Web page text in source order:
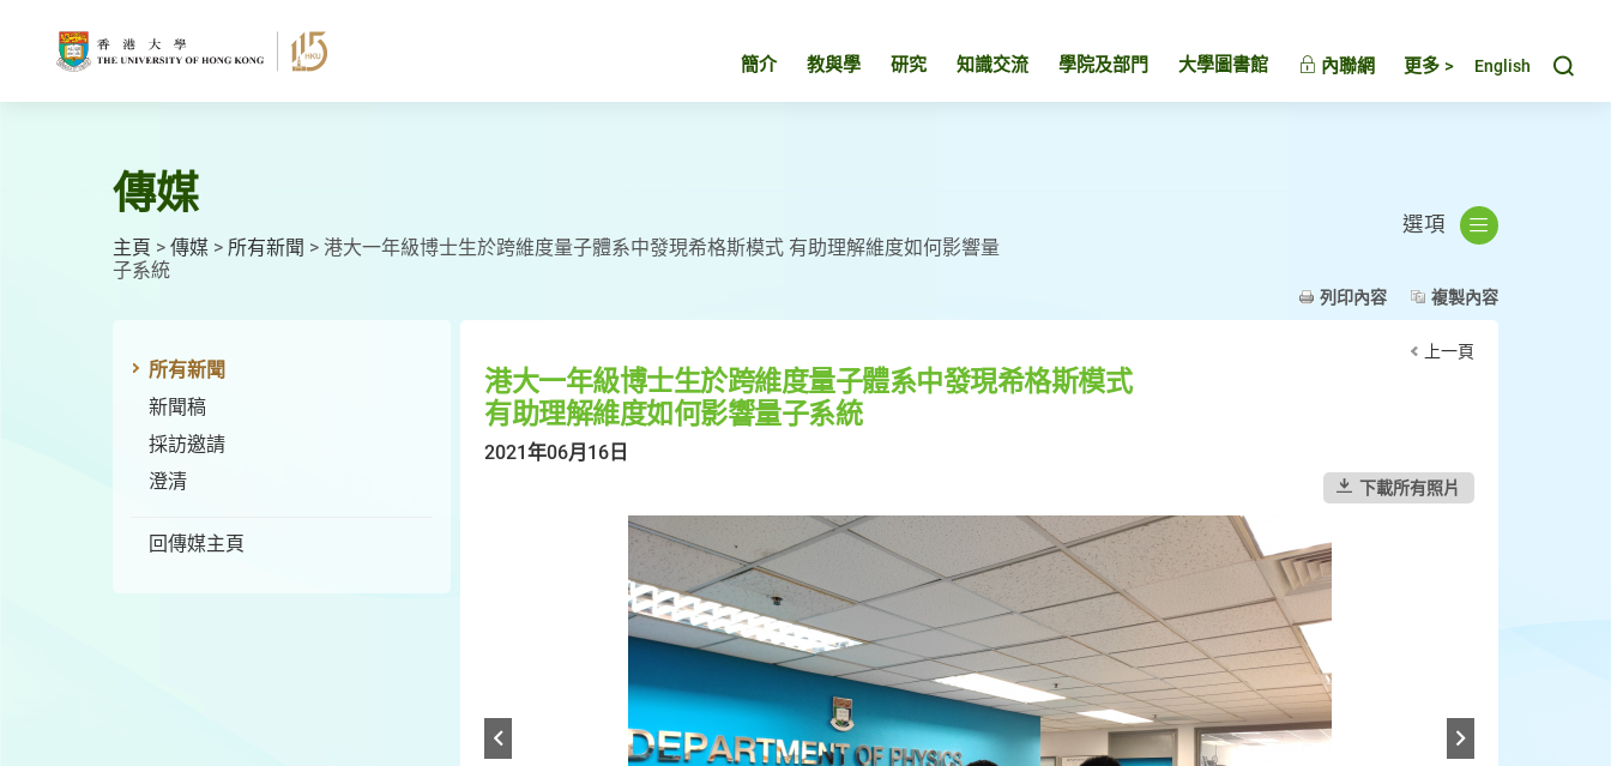
簡介 教與學 研究 知識交流 學院及部門 大學圖書館 內聯網 更多 > English
傳媒
主頁 > 傳媒 > 所有新聞 > 港大一年級博士生於跨維度量子體系中發現希格斯模式 有助理解維度如何影響量
子系統
選項
列印內容 複製內容
所有新聞
新聞稿
採訪邀請
澄清
回傳媒主頁
上一頁
港大一年級博士生於跨維度量子體系中發現希格斯模式
有助理解維度如何影響量子系統
2021年06月16日
下載所有照片